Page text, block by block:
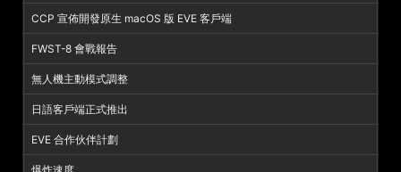
CCP 宣佈開發原生 macOS 版 EVE 客戶端
FWST-8 會戰報告
無人機主動模式調整
日語客戶端正式推出
EVE 合作伙伴計劃